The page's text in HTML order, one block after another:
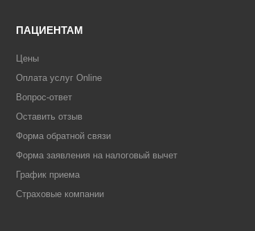
ПАЦИЕНТАМ
Цены
Оплата услуг Online
Вопрос-ответ
Оставить отзыв
Форма обратной связи
Форма заявления на налоговый вычет
График приема
Страховые компании